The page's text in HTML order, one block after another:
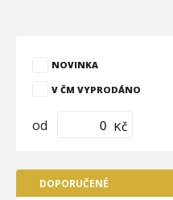
NOVINKA
V ČM VYPRODÁNO
od Kč
DOPORUČENÉ